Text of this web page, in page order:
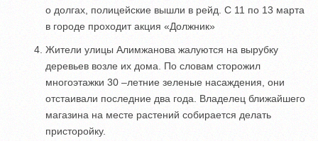
о долгах, полицейские вышли в рейд. С 11 по 13 марта
в городе проходит акция «Должник»
Жители улицы Алимжанова жалуются на вырубку
деревьев возле их дома. По словам сторожил
многоэтажки 30 –летние зеленые насаждения, они
отстаивали последние два года. Владелец ближайшего
магазина на месте растений собирается делать
присторойку.